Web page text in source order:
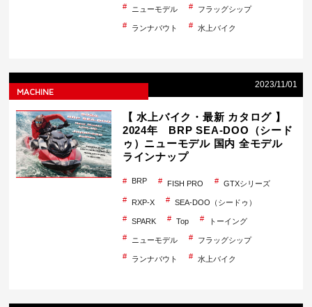
ニューモデル フラッグシップ
ランナバウト 水上バイク
2023/11/01
MACHINE
【 水上バイク・最新 カタログ 】
2024年 BRP SEA-DOO（シード
ゥ）ニューモデル 国内 全モデル
ラインナップ
BRP FISH PRO GTXシリーズ
RXP-X SEA-DOO（シードゥ）
SPARK Top トーイング
ニューモデル フラッグシップ
ランナバウト 水上バイク